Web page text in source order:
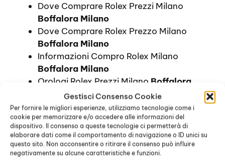
Gestisci Consenso Cookie
Per fornire le migliori esperienze, utilizziamo tecnologie come i
cookie per memorizzare e/o accedere alle informazioni del
dispositivo. Il consenso a queste tecnologie ci permetterà di
elaborare dati come il comportamento di navigazione o ID unici su
questo sito. Non acconsentire o ritirare il consenso può influire
negativamente su alcune caratteristiche e funzioni.
Dove Comprare Rolex Prezzi Milano
Boffalora Milano
Dove Comprare Rolex Prezzo Milano
Boffalora Milano
Informazioni Compro Rolex Milano
Boffalora Milano
Orologi Rolex Prezzi Milano Boffalora
Milano
Prezzi Compro Rolex MilanoBoffalora
Milano
Prezzo Compro Rolex MilanoBoffalora
Milano
Quanto Costa Compro Rolex Milano